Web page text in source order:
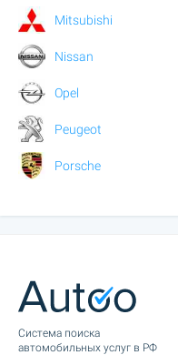
Mitsubishi
Nissan
Opel
Peugeot
Porsche
Cистема поиска
автомобильных услуг в РФ